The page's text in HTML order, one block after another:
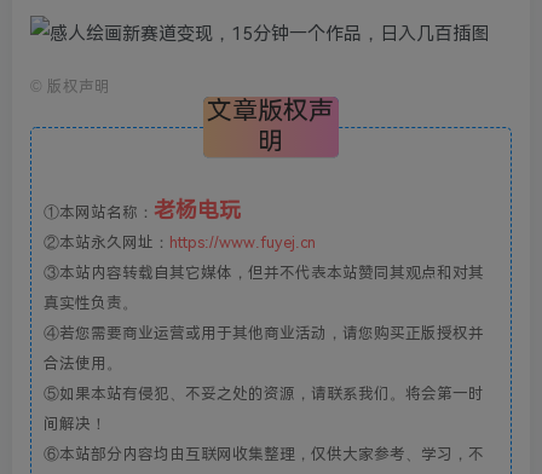
© 版权声明
文章版权声
明
①本网站名称： 老杨电玩
②本站永久网址： https://www.fuyej.cn
③本站内容转载自其它媒体，但并不代表本站赞同其观点和对其
真实性负责。
④若您需要商业运营或用于其他商业活动，请您购买正版授权并
合法使用。
⑤如果本站有侵犯、不妥之处的资源，请联系我们。将会第一时
间解决！
⑥本站部分内容均由互联网收集整理，仅供大家参考、学习，不